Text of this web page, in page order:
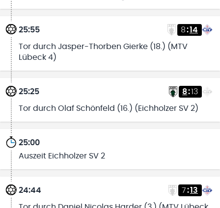
25:55 8:14
Tor durch Jasper-Thorben Gierke (18.) (MTV
Lübeck 4)
25:25 8:13
Tor durch Olaf Schönfeld (16.) (Eichholzer SV 2)
25:00
Auszeit Eichholzer SV 2
24:44 7:13